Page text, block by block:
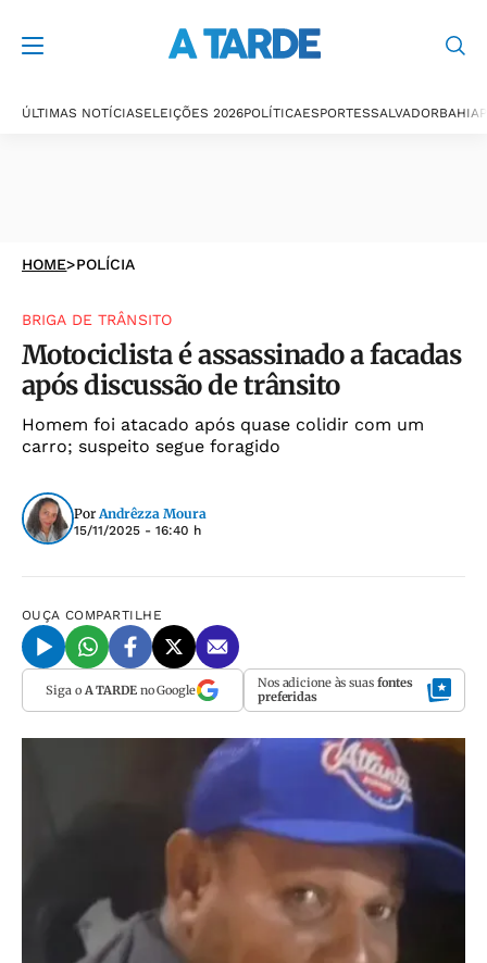
ÚLTIMAS NOTÍCIASELEIÇÕES 2026POLÍTICAESPORTESSALVADORBAHIA
HOME>POLÍCIA
BRIGA DE TRÂNSITO
Motociclista é assassinado a facadas
após discussão de trânsito
Homem foi atacado após quase colidir com um
carro; suspeito segue foragido
Por Andrêzza Moura
15/11/2025 - 16:40 h
OUÇA COMPARTILHE
Siga o A TARDEno Google Nos adicione às suas fontes
preferidas